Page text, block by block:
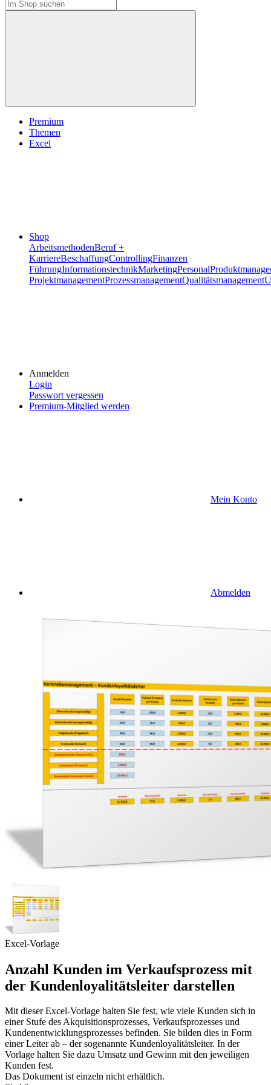
Premium
Themen
Excel
Shop
ArbeitsmethodenBeruf +
KarriereBeschaffungControllingFinanzen
FührungInformationstechnikMarketingPersonal
ProjektmanagementProzessmanagementQualitätsmanagement
Anmelden
Login
Passwort vergessen
Premium-Mitglied werden
Mein Konto
Abmelden
Excel-Vorlage
Anzahl Kunden im Verkaufsprozess mit
der Kundenloyalitätsleiter darstellen
Mit dieser Excel-Vorlage halten Sie fest, wie viele Kunden sich in
einer Stufe des Akquisitionsprozesses, Verkaufsprozesses und
Kundenentwicklungsprozesses befinden. Sie bilden dies in Form
einer Leiter ab – der sogenannte Kundenloyalitätsleiter. In der
Vorlage halten Sie dazu Umsatz und Gewinn mit den jeweiligen
Kunden fest.
Das Dokument ist einzeln nicht erhältlich.